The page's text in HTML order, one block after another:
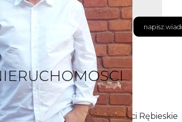
działka w spokojnej miejscowości Rębieskie